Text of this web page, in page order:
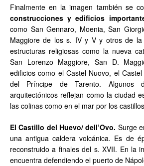
Finalmente en la imagen también se
construcciones y edificios
como San Gennaro, Moenia, San
Maggiore de los s. IV y V y otros de la
estructuras religiosas como la nueva
San Lorenzo Maggiore, San D.
edificios como el Castel Nuovo, el
del Príncipe de Tarento. Algunos
arquitectónicos reflejan como la ciudad
las colinas como en el mar por los
El Castillo del Huevo/ dell’Ovo. Surge
una antigua caldera volcánica. Es de
reconstruido a finales del s. XVII. En la
encuentra defendiendo el puerto de